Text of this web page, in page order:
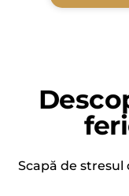
Scapă de